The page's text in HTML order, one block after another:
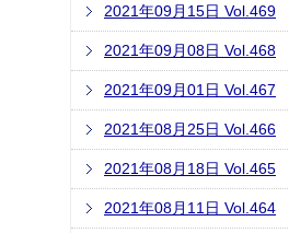
2021年09月15日 Vol.469
2021年09月08日 Vol.468
2021年09月01日 Vol.467
2021年08月25日 Vol.466
2021年08月18日 Vol.465
2021年08月11日 Vol.464